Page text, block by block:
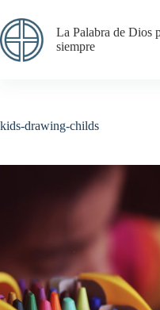
al
contenido
La Palabra de Dios
siempre
kids-drawing-childs